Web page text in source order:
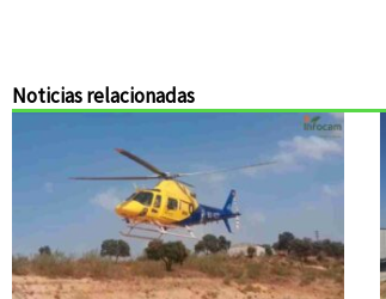
Noticias relacionadas